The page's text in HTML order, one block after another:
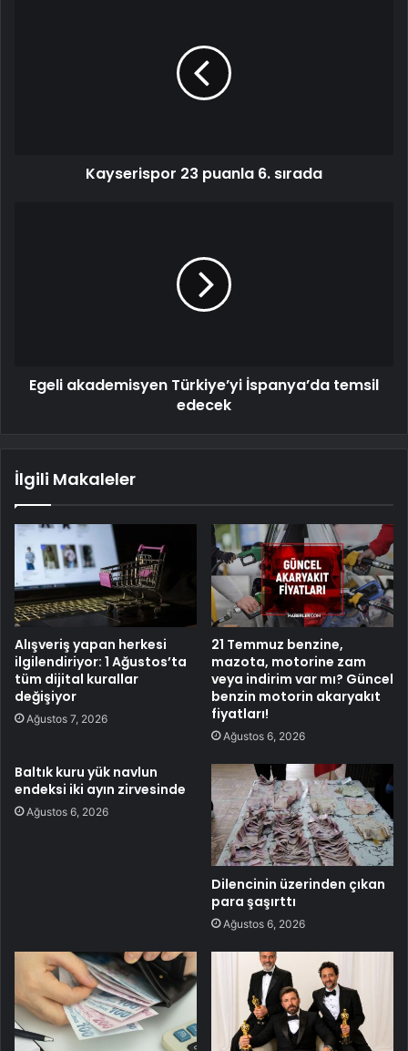
Kayserispor 23 puanla 6. sırada
Egeli akademisyen Türkiye’yi İspanya’da temsil
edecek
İlgili Makaleler
Alışveriş yapan herkesi
ilgilendiriyor: 1 Ağustos’ta
tüm dijital kurallar
değişiyor
Ağustos 7, 2026
21 Temmuz benzine,
mazota, motorine zam
veya indirim var mı? Güncel
benzin motorin akaryakıt
fiyatları!
Ağustos 6, 2026
Baltık kuru yük navlun
endeksi iki ayın zirvesinde
Ağustos 6, 2026
Dilencinin üzerinden çıkan
para şaşırttı
Ağustos 6, 2026